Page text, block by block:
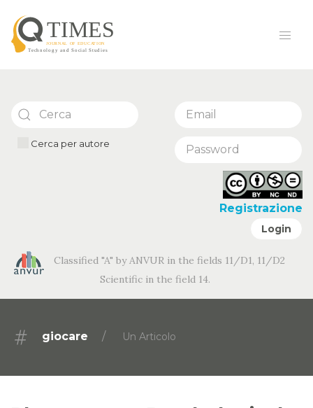
Cerca per autore
Registrazione
Login
Classified "A" by ANVUR in the fields 11/D1, 11/D2
Scientific in the field 14.
giocare Un Articolo